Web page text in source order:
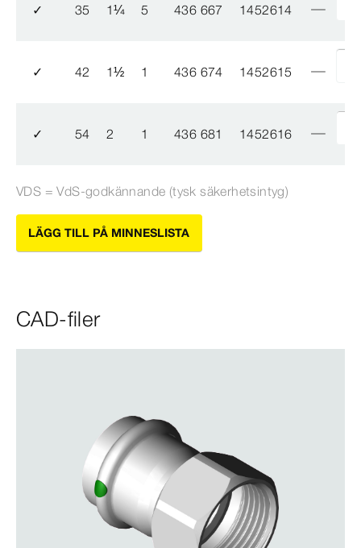
✓ 35 1¼ 5 436 667 1452614
✓ 42 1½ 1 436 674 1452615
✓ 54 2 1 436 681 1452616
VDS = VdS-​godkännande (tysk säkerhetsintyg)
LÄGG TILL PÅ MINNESLISTA
CAD-filer